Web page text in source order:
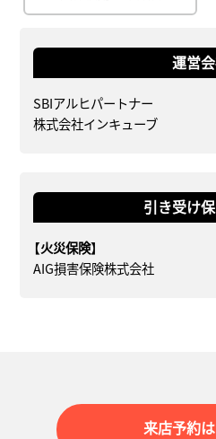
運営
SBIアルヒパートナー
株式会社インキューブ
引き受け
【火災保険】
AIG損害保険株式会社
来店予約